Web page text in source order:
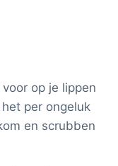
op je lippen
per ongeluk
en scrubben